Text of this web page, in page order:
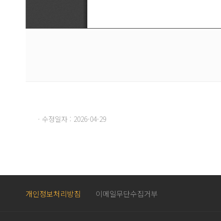
· 수정일자 : 2026-04-29
개인정보처리방침 이메일무단수집거부